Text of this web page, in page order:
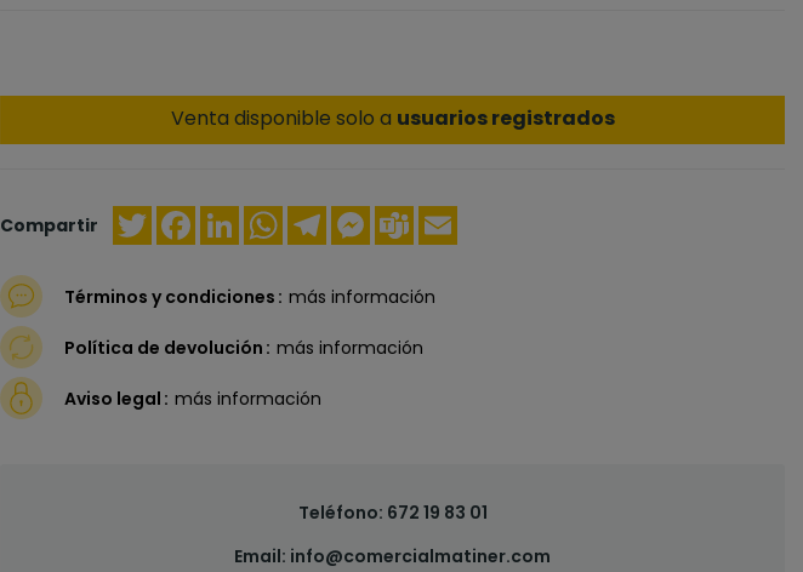
Venta disponible solo a usuarios registrados
Compartir TwitterFacebookLinkedInWhatsAppTelegramMessenger
Teams
Términos y condiciones más información
Política de devolución más información
Aviso legal más información
Teléfono: 672 19 83 01
Email: info@comercialmatiner.com